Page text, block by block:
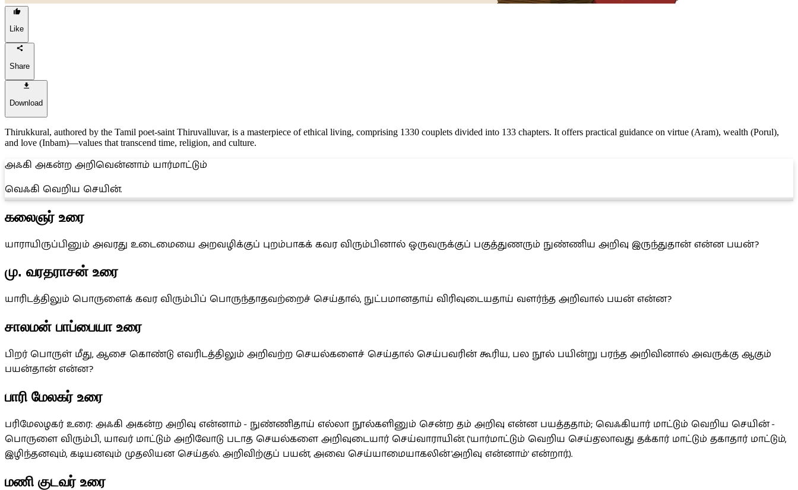
Like
Share
Download
Thirukkural, authored by the Tamil poet-saint Thiruvalluvar, is a masterpiece of ethical living, comprising 1330 couplets divided into 133 chapters. It offers practical guidance on virtue (Aram), wealth (Porul),
and love (Inbam)—values that transcend time, religion, and culture.
அஃகி அகன்ற அறிவென்னாம் யார்மாட்டும்
வெஃகி வெறிய செயின்.
கலைஞர் உரை
யாராயிருப்பினும் அவரது உடைமையை அறவழிக்குப் புறம்பாகக் கவர விரும்பினால் ஒருவருக்குப் பகுத்துணரும் நுண்ணிய அறிவு இருந்துதான் என்ன பயன்?
மு. வரதராசன் உரை
யாரிடத்திலும் பொருளைக் கவர விரும்பிப் பொருந்தாதவற்றைச் செய்தால், நுட்பமானதாய் விரிவுடையதாய் வளர்ந்த அறிவால் பயன் என்ன?
சாலமன் பாப்பையா உரை
பிறர் பொருள் மீது, ஆசை கொண்டு எவரிடத்திலும் அறிவற்ற செயல்களைச் செய்தால் செய்பவரின் கூரிய, பல நூல் பயின்று பரந்த அறிவினால் அவருக்கு ஆகும்
பயன்தான் என்ன?
பாரி மேலகர் உரை
பரிமேலழகர் உரை: அஃகி அகன்ற அறிவு என்னாம் - நுண்ணிதாய் எல்லா நூல்களினும் சென்ற தம் அறிவு என்ன பயத்ததாம்; வெஃகியார் மாட்டும் வெறிய செயின் -
பொருளை விரும்பி, யாவர் மாட்டும் அறிவோடு படாத செயல்களை அறிவுடையார் செய்வாராயின். ('யார்மாட்டும் வெறிய செய்த'லாவது தக்கார் மாட்டும் தகாதார் மாட்டும்,
இழிந்தனவும், கடியனவும் முதலியன செய்தல். அறிவிற்குப் பயன், அவை செய்யாமையாகலின் 'அறிவு என்னாம்' என்றார்.).
மணி குடவர் உரை